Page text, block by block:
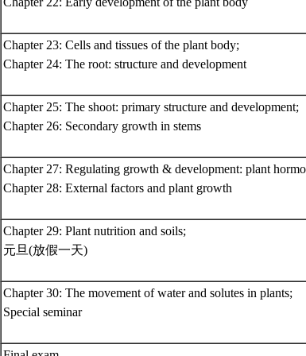
Chapter 23: Cells and tissues of the plant body;
Chapter 24: The root: structure and development
Chapter 25: The shoot: primary structure and development;
Chapter 26: Secondary growth in stems
Chapter 27: Regulating growth & development: plant
Chapter 28: External factors and plant growth
Chapter 29: Plant nutrition and soils;
元旦(放假一天)
Chapter 30: The movement of water and solutes in plants;
Special seminar